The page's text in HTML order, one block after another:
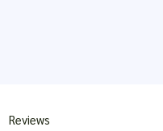
Reviews